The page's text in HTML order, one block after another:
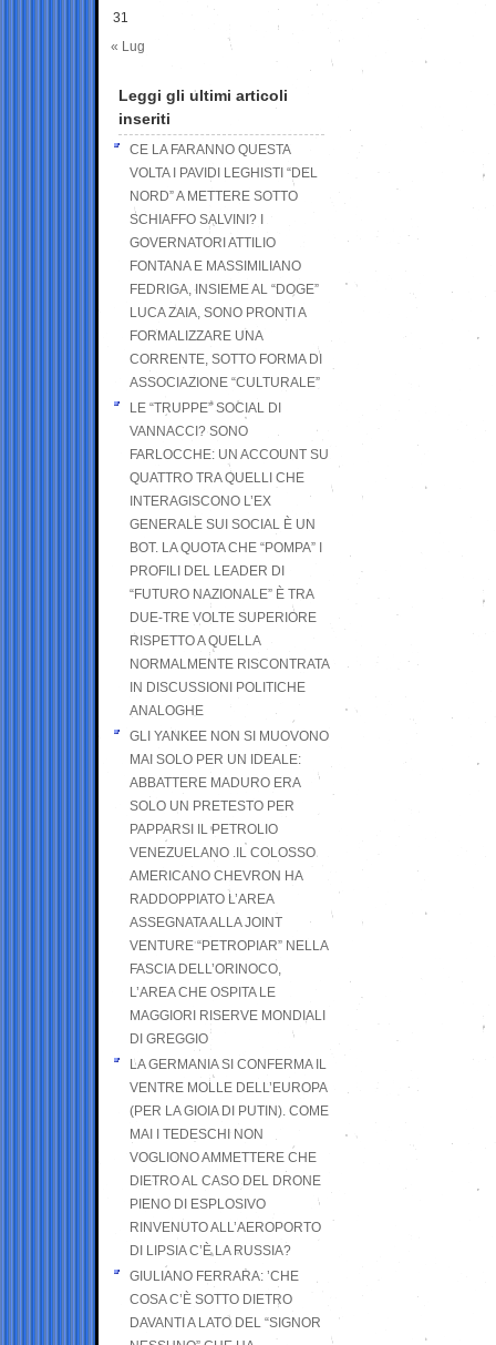
31
« Lug
Leggi gli ultimi articoli
inseriti
CE LA FARANNO QUESTA
VOLTA I PAVIDI LEGHISTI “DEL
NORD” A METTERE SOTTO
SCHIAFFO SALVINI? I
GOVERNATORI ATTILIO
FONTANA E MASSIMILIANO
FEDRIGA, INSIEME AL “DOGE”
LUCA ZAIA, SONO PRONTI A
FORMALIZZARE UNA
CORRENTE, SOTTO FORMA DI
ASSOCIAZIONE “CULTURALE”
LE “TRUPPE” SOCIAL DI
VANNACCI? SONO
FARLOCCHE: UN ACCOUNT SU
QUATTRO TRA QUELLI CHE
INTERAGISCONO L’EX
GENERALE SUI SOCIAL È UN
BOT. LA QUOTA CHE “POMPA” I
PROFILI DEL LEADER DI
“FUTURO NAZIONALE” È TRA
DUE-TRE VOLTE SUPERIORE
RISPETTO A QUELLA
NORMALMENTE RISCONTRATA
IN DISCUSSIONI POLITICHE
ANALOGHE
GLI YANKEE NON SI MUOVONO
MAI SOLO PER UN IDEALE:
ABBATTERE MADURO ERA
SOLO UN PRETESTO PER
PAPPARSI IL PETROLIO
VENEZUELANO .IL COLOSSO
AMERICANO CHEVRON HA
RADDOPPIATO L’AREA
ASSEGNATA ALLA JOINT
VENTURE “PETROPIAR” NELLA
FASCIA DELL’ORINOCO,
L’AREA CHE OSPITA LE
MAGGIORI RISERVE MONDIALI
DI GREGGIO
LA GERMANIA SI CONFERMA IL
VENTRE MOLLE DELL’EUROPA
(PER LA GIOIA DI PUTIN). COME
MAI I TEDESCHI NON
VOGLIONO AMMETTERE CHE
DIETRO AL CASO DEL DRONE
PIENO DI ESPLOSIVO
RINVENUTO ALL’AEROPORTO
DI LIPSIA C’È LA RUSSIA?
GIULIANO FERRARA: ’CHE
COSA C’È SOTTO DIETRO
DAVANTI A LATO DEL “SIGNOR